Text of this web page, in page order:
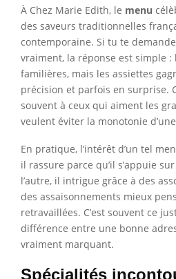
À Chez Marie Edith, le menu
des saveurs traditionnelles
contemporaine. Si tu te
vraiment, la réponse est simple :
familières, mais les assiettes
précision et parfois en surprise.
souvent à ceux qui aiment les
veulent éviter la monotonie
En pratique, l’intérêt d’un tel
il rassure parce qu’il s’appuie
l’autre, il intrigue grâce à des
des assaisonnements mieux
retravaillées. C’est souvent ce
différence entre une bonne
vraiment marquant.
Spécialités